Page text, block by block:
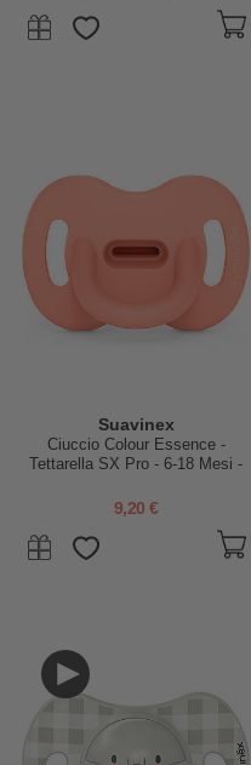
Suavinex
Ciuccio Colour Essence -
Tettarella SX Pro - 6-18 Mesi -
9,20 €